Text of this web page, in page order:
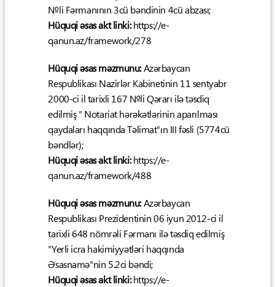
№li Fərmanının 3cü bəndinin 4cü abzası;
Hüquqi əsas akt linki:https://e-
qanun.az/framework/278
Hüquqi əsas məzmunu:Azərbaycan
Respublikası Nazirlər Kabinetinin 11 sentyabr
2000-ci il tarixli 167 №li Qərarı ilə təsdiq
edilmiş " Notariat hərəkətlərinin aparılması
qaydaları haqqında Təlimat"ın III fəsli (5774cü
bəndlər);
Hüquqi əsas akt linki:https://e-
qanun.az/framework/488
Hüquqi əsas məzmunu:Azərbaycan
Respublikası Prezidentinin 06 iyun 2012-ci il
tarixli 648 nömrəli Fərmanı ilə təsdiq edilmiş
"Yerli icra hakimiyyətləri haqqında
Əsasnamə"nin 5.2ci bəndi;
Hüquqi əsas akt linki:https://e-